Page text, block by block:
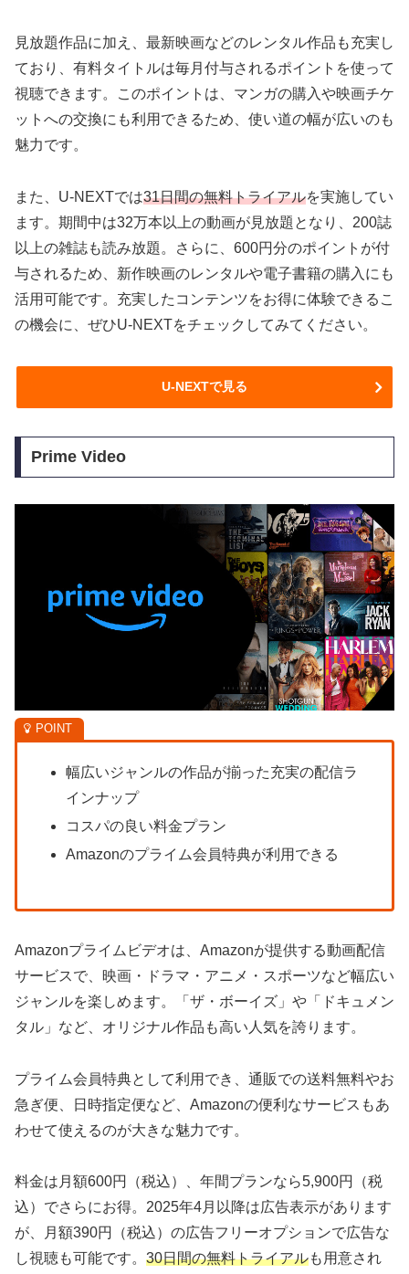
見放題作品に加え、最新映画などのレンタル作品も充実し
ており、有料タイトルは毎月付与されるポイントを使って
視聴できます。このポイントは、マンガの購入や映画チケ
ットへの交換にも利用できるため、使い道の幅が広いのも
魅力です。
また、U-NEXTでは31日間の無料トライアルを実施してい
ます。期間中は32万本以上の動画が見放題となり、200誌
以上の雑誌も読み放題。さらに、600円分のポイントが付
与されるため、新作映画のレンタルや電子書籍の購入にも
活用可能です。充実したコンテンツをお得に体験できるこ
の機会に、ぜひU-NEXTをチェックしてみてください。
U-NEXTで見る
Prime Video
幅広いジャンルの作品が揃った充実の配信ラ
インナップ
コスパの良い料金プラン
Amazonのプライム会員特典が利用できる
Amazonプライムビデオは、Amazonが提供する動画配信
サービスで、映画・ドラマ・アニメ・スポーツなど幅広い
ジャンルを楽しめます。「ザ・ボーイズ」や「ドキュメン
タル」など、オリジナル作品も高い人気を誇ります。
プライム会員特典として利用でき、通販での送料無料やお
急ぎ便、日時指定便など、Amazonの便利なサービスもあ
わせて使えるのが大きな魅力です。
料金は月額600円（税込）、年間プランなら5,900円（税
込）でさらにお得。2025年4月以降は広告表示があります
が、月額390円（税込）の広告フリーオプションで広告な
し視聴も可能です。 30日間の無料トライアルも用意され